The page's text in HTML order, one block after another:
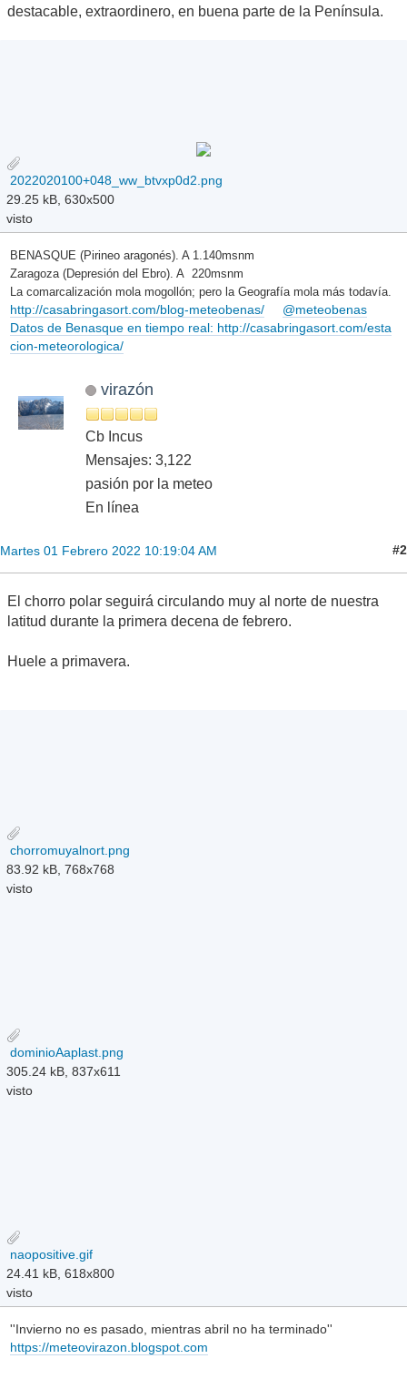
destacable, extraordinero, en buena parte de la Península.
2022020100+048_ww_btvxp0d2.png
29.25 kB, 630x500
visto
BENASQUE (Pirineo aragonés). A 1.140msnm
Zaragoza (Depresión del Ebro). A 220msnm
La comarcalización mola mogollón; pero la Geografía mola más todavía.
http://casabringasort.com/blog-meteobenas/
@meteobenas
Datos de Benasque en tiempo real: http://casabringasort.com/esta
cion-meteorologica/
virazón
Cb Incus
Mensajes: 3,122
pasión por la meteo
En línea
Martes 01 Febrero 2022 10:19:04 AM #2
El chorro polar seguirá circulando muy al norte de nuestra
latitud durante la primera decena de febrero.
Huele a primavera.
chorromuyalnort.png
83.92 kB, 768x768
visto
dominioAaplast.png
305.24 kB, 837x611
visto
naopositive.gif
24.41 kB, 618x800
visto
''Invierno no es pasado, mientras abril no ha terminado''
https://meteovirazon.blogspot.com